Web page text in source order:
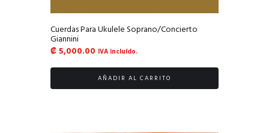
Cuerdas Para Ukulele Soprano/Concierto
Giannini
₡5,000.00 IVA incluído.
AÑADIR AL CARRITO